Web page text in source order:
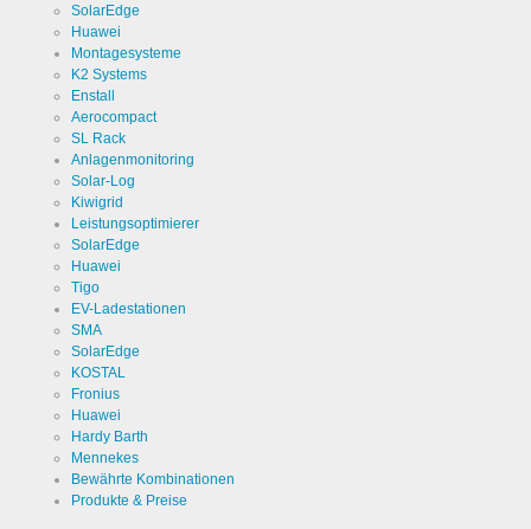
SolarEdge
Huawei
Montagesysteme
K2 Systems
Enstall
Aerocompact
SL Rack
Anlagenmonitoring
Solar-Log
Kiwigrid
Leistungsoptimierer
SolarEdge
Huawei
Tigo
EV-Ladestationen
SMA
SolarEdge
KOSTAL
Fronius
Huawei
Hardy Barth
Mennekes
Bewährte Kombinationen
Produkte & Preise
Cookie Laufzeit
Cookies die zur Auswertung der Benutzerstatistik
Name
Analytics
Anbieter
Zweck
die Website
Cookie Name
Cookie Laufzeit